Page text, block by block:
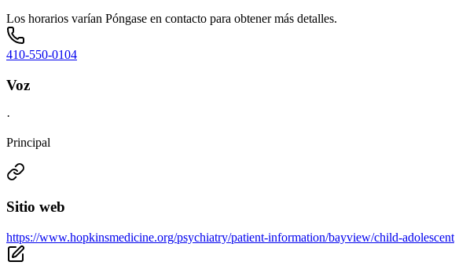
Los horarios varían Póngase en contacto para obtener más detalles.
410-550-0104
Voz
·
Principal
Sitio web
https://www.hopkinsmedicine.org/psychiatry/patient-information/bayview/child-adolescent